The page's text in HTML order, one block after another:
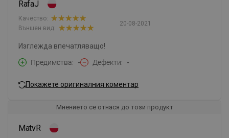
RafaJ
20-08-2021
Качество:
Външен вид:
Изглежда впечатляващо!
Предимства
- Дефекти -
Покажете оригиналния коментар
Мнението се отнася до този продукт
MatvR